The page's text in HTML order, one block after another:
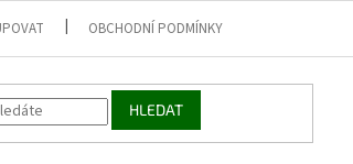
OBCHODNÍ PODMÍNKY
HLEDAT